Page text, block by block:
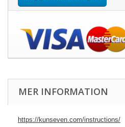
MER INFORMATION
https://kunseven.com/instructions/